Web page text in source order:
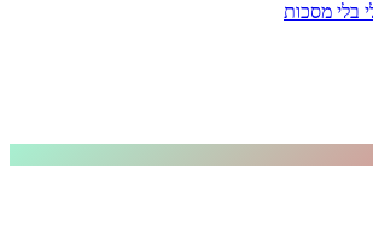
בלי מסכות